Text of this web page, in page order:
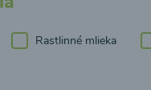
Rastlinné mlieka